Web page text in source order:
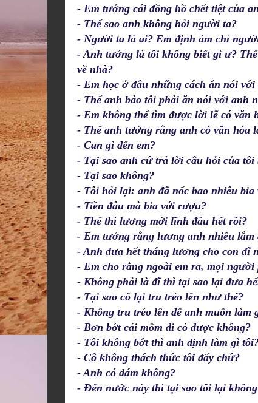
- Em tưởng cái đồng hồ chết tiệt của
- Thế sao anh không hỏi người ta?
- Người ta là ai? Em định ám chỉ
- Anh tưởng là tôi không biết gì ư?
về nhà?
- Em học ở đâu những cách ăn nói với
- Thế anh bảo tôi phải ăn nói với anh
- Em không thể tìm được lời lẽ có văn
- Thế anh tưởng rằng anh có văn hóa
- Can gì đến em?
- Tại sao anh cứ trả lời câu hỏi của tôi
- Tại sao không?
- Tôi hỏi lại: anh đã nốc bao nhiêu
- Tiền đâu mà bia với rượu?
- Thế thì lương mới lĩnh đâu hết rồi?
- Em tưởng rằng lương anh nhiều lắm
- Anh đưa hết tháng lương cho con đĩ
- Em cho rằng ngoài em ra, mọi
- Không phải là đĩ thì tại sao lại đưa
- Tại sao cô lại tru tréo lên như thế?
- Không tru tréo lên để anh muốn làm
- Bơn bớt cái mồm đi có được không?
- Tôi không bớt thì anh định làm gì
- Cô không thách thức tôi đấy chứ?
- Anh có dám không?
- Đến nước này thì tại sao tôi lại